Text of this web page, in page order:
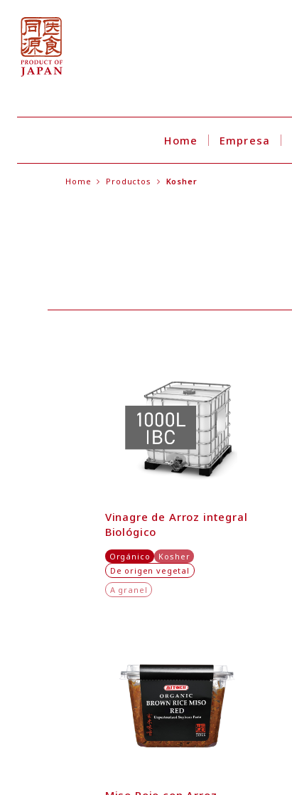
Home Empresa
Home Productos Kosher
Vinagre de Arroz integral
Biológico
Orgánico
Kosher
De origen vegetal
A granel